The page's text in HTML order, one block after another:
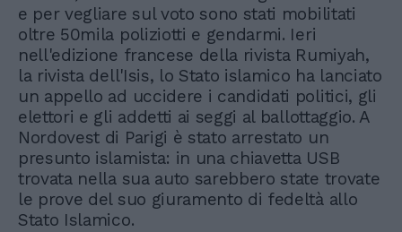
e per vegliare sul voto sono stati mobilitati
oltre 50mila poliziotti e gendarmi. Ieri
nell'edizione francese della rivista Rumiyah,
la rivista dell'Isis, lo Stato islamico ha lanciato
un appello ad uccidere i candidati politici, gli
elettori e gli addetti ai seggi al ballottaggio. A
Nordovest di Parigi è stato arrestato un
presunto islamista: in una chiavetta USB
trovata nella sua auto sarebbero state trovate
le prove del suo giuramento di fedeltà allo
Stato Islamico.